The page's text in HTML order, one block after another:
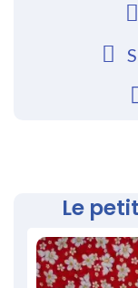
Le